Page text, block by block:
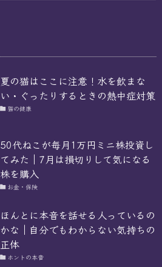
夏の猫はここに注意！水を飲まな
い・ぐったりするときの熱中症対策
猫の健康
50代ねこが毎月1万円ミニ株投資し
てみた｜7月は損切りして気になる
株を購入
お金・保険
ほんとに本音を話せる人っているの
かな｜自分でもわからない気持ちの
正体
ホントの本音